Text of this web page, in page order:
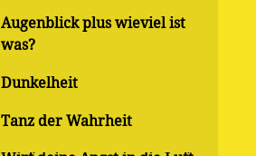
Augenblick plus wieviel ist
was?
Dunkelheit
Tanz der Wahrheit